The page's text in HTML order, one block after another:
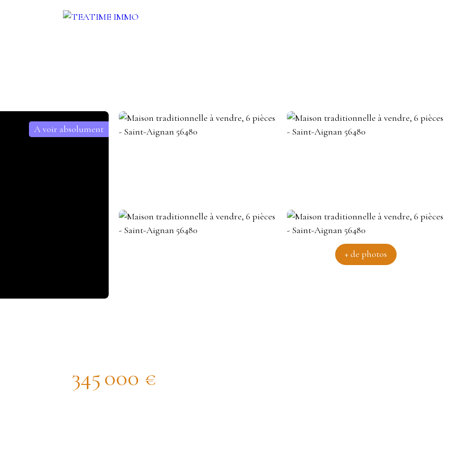
VENDRE AUTRES SERVICES DEVENIR CONSEILLER IMMOBILIER
A voir absolument
+ de photos
345 000 €